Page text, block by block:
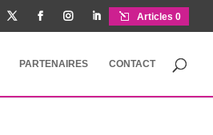
    Articles 0
PARTENAIRES CONTACT